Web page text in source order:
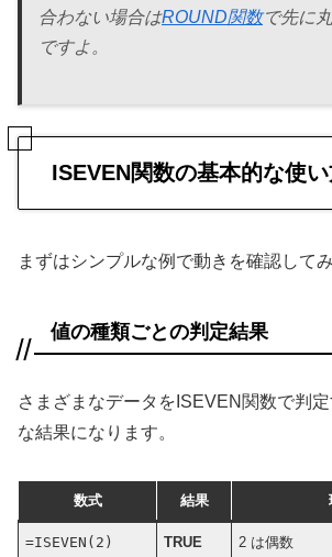
合わない場合はROUND関数で先に
ですよ。
ISEVEN関数の基本的な使
まずはシンプルな例で動きを確認して
値の種類ごとの判定結果
さまざまなデータをISEVEN関数で判
な結果になります。
数式 結果
=ISEVEN(2) TRUE 2 は偶数